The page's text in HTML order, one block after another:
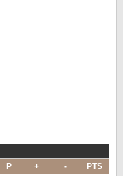
P + -
PTS